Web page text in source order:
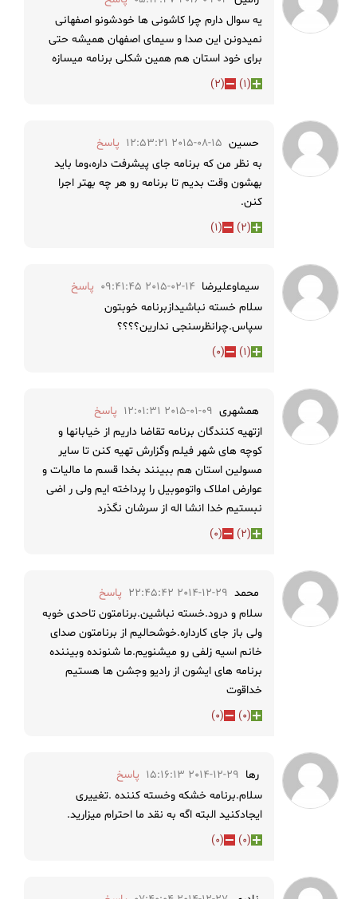
یه سوال دارم چرا کاشونی ها خودشونو اصفهانی
نمیدونن این صدا و سیمای اصفهان همیشه حتی
برای خود استان هم همین شکلی برنامه میسازه
(
1
)
(
2
)
حسین 2015-08-15 12:53:21
پاسخ
به نظر من که برنامه جای پیشرفت داره،وما باید
بهشون وقت بدیم تا برنامه رو هر چه بهتر اجرا
کنن.
(
2
)
(
1
)
سيماوعليرضا 2015-02-14 09:41:45
پاسخ
سلام خسته نباشیدازبرنامه خوبتون
سپاس.چرانظرسنجى ندارین؟؟؟؟
(
1
)
(
0
)
همشهری 2015-01-09 12:01:31
پاسخ
ازتهیه کنندگان برنامه تقاضا داریم از خیابانها و
کوچه های شهر فیلم وگزارش تهیه کنن تا سایر
مسولین استان هم ببینند بخدا قسم ما مالیات و
عوارض املاک واتوموبیل را پرداخته ایم ولی ر اضی
نبستیم خدا انشا اله از سرشان نگذرد
(
2
)
(
0
)
محمد 2014-12-29 22:45:42
پاسخ
سلام و درود.خسته نباشین.برنامتون تاحدی خوبه
ولی باز جای کارداره.خوشحالیم از برنامتون صدای
خانم اسیه زلفی رو میشنویم.ما شنونده وبیننده
برنامه های ایشون از رادیو وجشن ها هستیم
خداقوت
(
0
)
(
0
)
رها 2014-12-29 15:16:13
پاسخ
سلام.برنامه خشکه وخسته کننده .تغییری
ایجادکنید البته اگه به نقد ما احترام میزارید.
(
0
)
(
0
)